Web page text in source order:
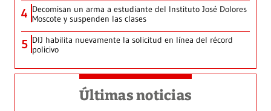
4 Decomisan un arma a estudiante del Instituto José Dolores
Moscote y suspenden las clases
5 DIJ habilita nuevamente la solicitud en línea del récord
policivo
Últimas noticias